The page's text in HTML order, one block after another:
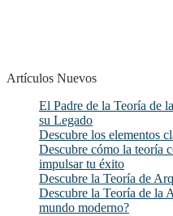
Artículos Nuevos
El Padre de la Teoría de
su Legado
Descubre los elementos
Descubre cómo la teoría
impulsar tu éxito
Descubre la Teoría de
Descubre la Teoría de la
mundo moderno?